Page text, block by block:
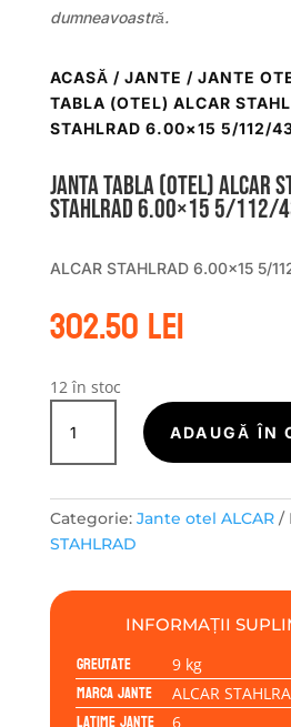
dumneavoastră.
ACASĂ / JANTE / JANTE
TABLA (OTEL) ALCAR
STAHLRAD 6.00×15 5/112/
Janta tabla (otel) ALCAR
STAHLRAD 6.00×15 5/112/
ALCAR STAHLRAD 6.00×15 5/
302.50lei
12 în stoc
Cantitate
Janta
tabla
ALCAR
STAHLRAD
STAHLRAD
6.00x15
ADAUGĂ ÎN
Categorie: Jante otel ALCAR
STAHLRAD
INFORMAȚII
Greutate 9 kg
Marca jante ALCAR
6